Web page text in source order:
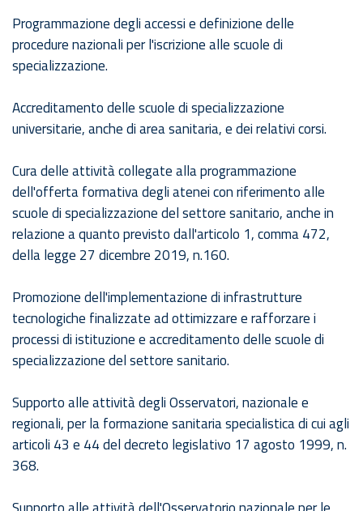
Programmazione degli accessi e definizione delle
procedure nazionali per l'iscrizione alle scuole di
specializzazione.
Accreditamento delle scuole di specializzazione
universitarie, anche di area sanitaria, e dei relativi corsi.
Cura delle attività collegate alla programmazione
dell'offerta formativa degli atenei con riferimento alle
scuole di specializzazione del settore sanitario, anche in
relazione a quanto previsto dall'articolo 1, comma 472,
della legge 27 dicembre 2019, n.160.
Promozione dell'implementazione di infrastrutture
tecnologiche finalizzate ad ottimizzare e rafforzare i
processi di istituzione e accreditamento delle scuole di
specializzazione del settore sanitario.
Supporto alle attività degli Osservatori, nazionale e
regionali, per la formazione sanitaria specialistica di cui agli
articoli 43 e 44 del decreto legislativo 17 agosto 1999, n.
368.